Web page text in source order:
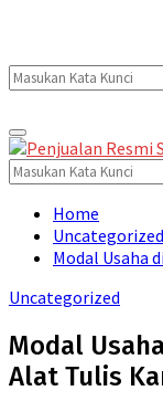
Search
for:
Primary
Menu
Search
for:
Home
Uncategorized
Modal Usaha
Uncategorized
Modal
Alat Tulis